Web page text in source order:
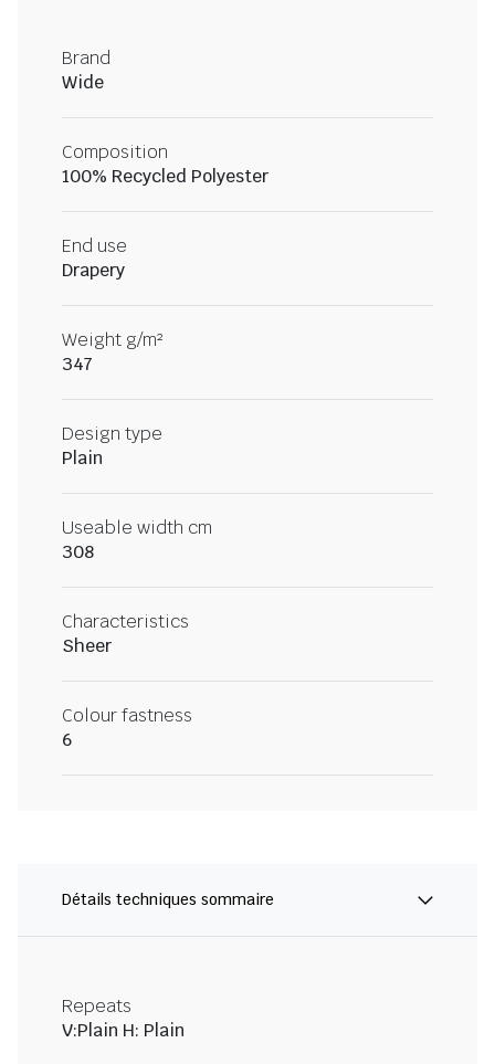
Brand
Wide
Composition
100% Recycled Polyester
End use
Drapery
Weight g/m²
347
Design type
Plain
Useable width cm
308
Characteristics
Sheer
Colour fastness
6
Détails techniques sommaire
Repeats
V:Plain H: Plain